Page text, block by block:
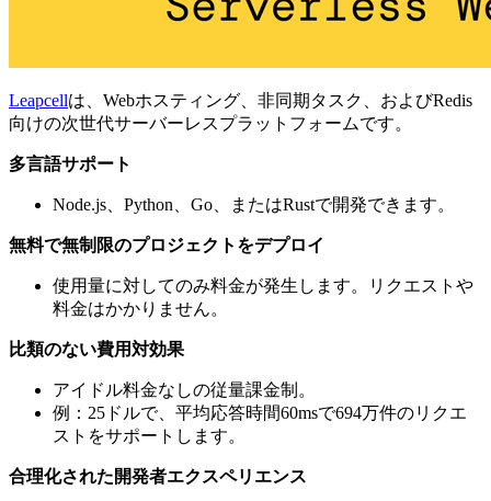
Leapcellは、Webホスティング、非同期タスク、およびRedis
向けの次世代サーバーレスプラットフォームです。
多言語サポート
Node.js、Python、Go、またはRustで開発できます。
無料で無制限のプロジェクトをデプロイ
使用量に対してのみ料金が発生します。リクエストや
料金はかかりません。
比類のない費用対効果
アイドル料金なしの従量課金制。
例：25ドルで、平均応答時間60msで694万件のリクエ
ストをサポートします。
合理化された開発者エクスペリエンス